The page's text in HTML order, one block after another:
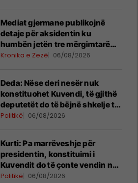
Mediat gjermane publikojnë
detaje për aksidentin ku
humbën jetën tre mërgimtarë
nga Komogllava e Ferizajt
Kronika e Zezë 06/08/2026
Deda: Nëse deri nesër nuk
konstituohet Kuvendi, të gjithë
deputetët do të bëjnë shkelje të
rëndë kushtetuese
Politikë 06/08/2026
Kurti: Pa marrëveshje për
presidentin, konstituimi i
Kuvendit do të çonte vendin në
zgjedhje të reja
Politikë 06/08/2026